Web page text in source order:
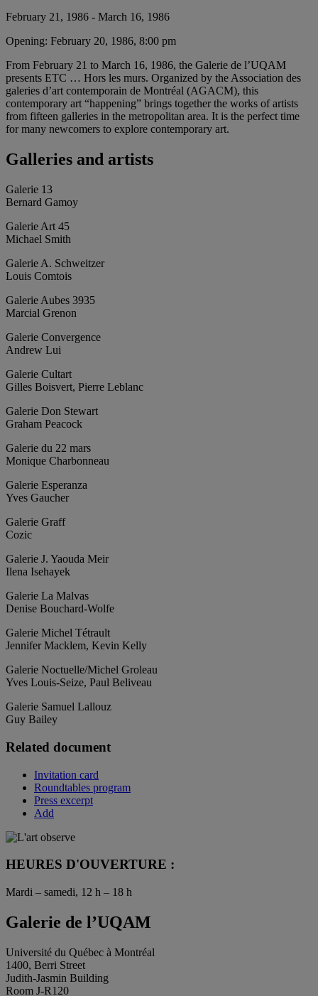
February 21, 1986 - March 16, 1986
Opening: February 20, 1986, 8:00 pm
From February 21 to March 16, 1986, the Galerie de l’UQAM
presents ETC … Hors les murs. Organized by the Association des
galeries d’art contemporain de Montréal (AGACM), this
contemporary art “happening” brings together the works of artists
from fifteen galleries in the metropolitan area. It is the perfect time
for many newcomers to explore contemporary art.
Galleries and artists
Galerie 13
Bernard Gamoy
Galerie Art 45
Michael Smith
Galerie A. Schweitzer
Louis Comtois
Galerie Aubes 3935
Marcial Grenon
Galerie Convergence
Andrew Lui
Galerie Cultart
Gilles Boisvert, Pierre Leblanc
Galerie Don Stewart
Graham Peacock
Galerie du 22 mars
Monique Charbonneau
Galerie Esperanza
Yves Gaucher
Galerie Graff
Cozic
Galerie J. Yaouda Meir
Ilena Isehayek
Galerie La Malvas
Denise Bouchard-Wolfe
Galerie Michel Tétrault
Jennifer Macklem, Kevin Kelly
Galerie Noctuelle/Michel Groleau
Yves Louis-Seize, Paul Beliveau
Galerie Samuel Lallouz
Guy Bailey
Related document
Invitation card
Roundtables program
Press excerpt
Add
HEURES D'OUVERTURE :
Mardi – samedi, 12 h – 18 h
Galerie de l’UQAM
Université du Québec à Montréal
1400, Berri Street
Judith-Jasmin Building
Room J-R120